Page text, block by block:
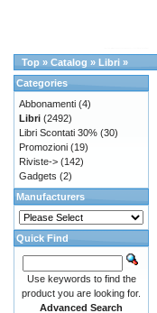
Top » Catalog » Libri »
Categories
Abbonamenti (4)
Libri (2492)
Libri Scontati 30% (30)
Promozioni (19)
Riviste-> (142)
Gadgets (2)
Manufacturers
Quick Find
Use keywords to find the
product you are looking for.
Advanced Search